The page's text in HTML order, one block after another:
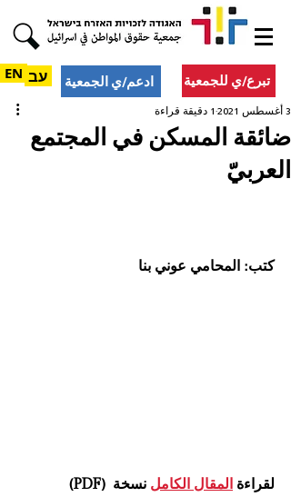
עב ادعم/ي الجمعية EN تبرع/ي للجمعية
ضائقة المسكن في المجتمع
العربيّ
3 أغسطس 2021 1 دقيقة قراءة
كتب: المحامي عوني بنا
لقراءة المقال الكامل نسخة  (PDF)